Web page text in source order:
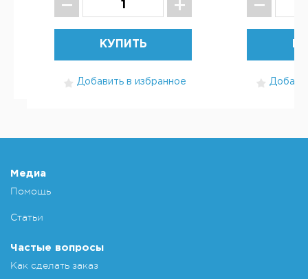
КУПИТЬ
Добавить в избранное
Медиа
Помощь
Статьи
Частые вопросы
Как сделать заказ